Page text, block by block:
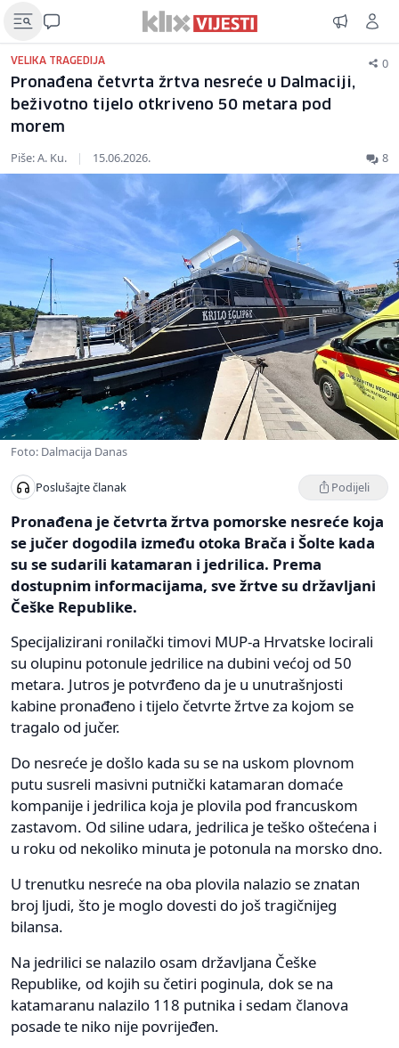
VELIKA TRAGEDIJA 0
Pronađena četvrta žrtva nesreće u Dalmaciji,
beživotno tijelo otkriveno 50 metara pod
morem
Piše: A. Ku. | 15.06.2026. 8
Foto: Dalmacija Danas
Poslušajte članak Podijeli
Pronađena je četvrta žrtva pomorske nesreće koja
se jučer dogodila između otoka Brača i Šolte kada
su se sudarili katamaran i jedrilica. Prema
dostupnim informacijama, sve žrtve su državljani
Češke Republike.
Specijalizirani ronilački timovi MUP-a Hrvatske locirali
su olupinu potonule jedrilice na dubini većoj od 50
metara. Jutros je potvrđeno da je u unutrašnjosti
kabine pronađeno i tijelo četvrte žrtve za kojom se
tragalo od jučer.
Do nesreće je došlo kada su se na uskom plovnom
putu susreli masivni putnički katamaran domaće
kompanije i jedrilica koja je plovila pod francuskom
zastavom. Od siline udara, jedrilica je teško oštećena i
u roku od nekoliko minuta je potonula na morsko dno.
U trenutku nesreće na oba plovila nalazio se znatan
broj ljudi, što je moglo dovesti do još tragičnijeg
bilansa.
Na jedrilici se nalazilo osam državljana Češke
Republike, od kojih su četiri poginula, dok se na
katamaranu nalazilo 118 putnika i sedam članova
posade te niko nije povrijeđen.